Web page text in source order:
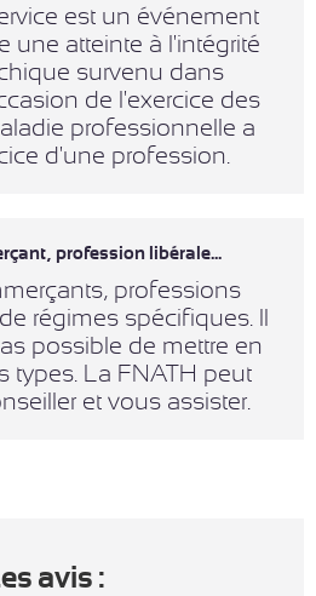
est un événement
une atteinte à l'intégrité
survenu dans
de l'exercice des
professionnelle a
d'une profession.
profession libérale...
professions
régimes spécifiques. Il
possible de mettre en
types. La FNATH peut
et vous assister.
avis :